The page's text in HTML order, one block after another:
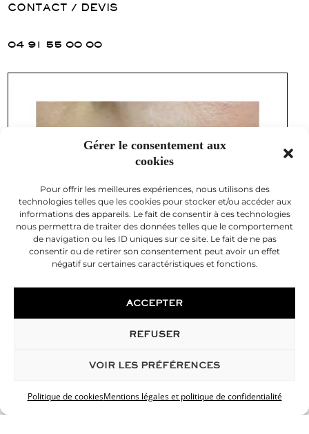
Gérer le consentement aux
cookies
Pour offrir les meilleures expériences, nous utilisons des
technologies telles que les cookies pour stocker et/ou accéder aux
informations des appareils. Le fait de consentir à ces technologies
nous permettra de traiter des données telles que le comportement
de navigation ou les ID uniques sur ce site. Le fait de ne pas
consentir ou de retirer son consentement peut avoir un effet
négatif sur certaines caractéristiques et fonctions.
ACCEPTER
REFUSER
VOIR LES PRÉFÉRENCES
Politique de cookiesMentions légales et politique de confidentialité
CONTACT / DEVIS
04 91 55 00 00